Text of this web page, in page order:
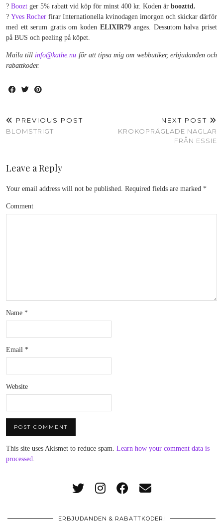
? Boozt ger 5% rabatt vid köp för minst 400 kr. Koden är boozttd.
? Yves Rocher firar Internationella kvinodagen imorgon och skickar därför
med ett serum gratis om koden ELIXIR79anges. Dessutom halva priset
på BUS och peeling på köpet.
Maila tillinfo@kathe.nu för att tipsa mig om webbutiker, erbjudanden och
rabattkoder.
PREVIOUS POST
BLOMSTRIGT
NEXT POST
KROKOPRÄGLADE NAGLAR
FRÅN ESSIE
Leave a Reply
Your email address will not be published. Required fields are marked *
Comment
Name *
Email *
Website
This site uses Akismet to reduce spam. Learn how your comment data is
processed.
ERBJUDANDEN & RABATTKODER!